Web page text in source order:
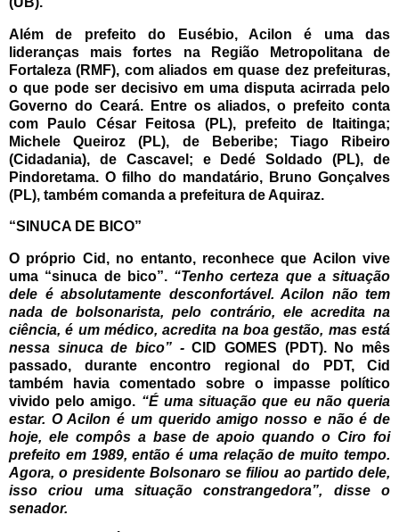
Além de prefeito do Eusébio, Acilon é uma das
lideranças mais fortes na Região Metropolitana de
Fortaleza (RMF), com aliados em quase dez prefeituras,
o que pode ser decisivo em uma disputa acirrada pelo
Governo do Ceará.
Entre os aliados, o prefeito conta
com Paulo César Feitosa (PL), prefeito de Itaitinga;
Michele Queiroz (PL), de Beberibe; Tiago Ribeiro
(Cidadania), de Cascavel; e Dedé Soldado (PL), de
Pindoretama. O filho do mandatário, Bruno Gonçalves
(PL), também comanda a prefeitura de Aquiraz.
“SINUCA DE BICO”
O próprio Cid, no entanto, reconhece que Acilon vive
uma “sinuca de bico”. “Tenho certeza que a situação
dele é absolutamente desconfortável. Acilon não tem
nada de bolsonarista, pelo contrário, ele acredita na
ciência, é um médico, acredita na boa gestão, mas está
nessa sinuca de bico” -CID GOMES (PDT).
No mês
passado, durante encontro regional do PDT, Cid
também havia comentado sobre o impasse político
vivido pelo amigo. “É uma situação que eu não queria
estar. O Acilon é um querido amigo nosso e não é de
hoje, ele compôs a base de apoio quando o Ciro foi
prefeito em 1989, então é uma relação de muito tempo.
Agora, o presidente Bolsonaro se filiou ao partido dele,
isso criou uma situação constrangedora”, disse o
senador.